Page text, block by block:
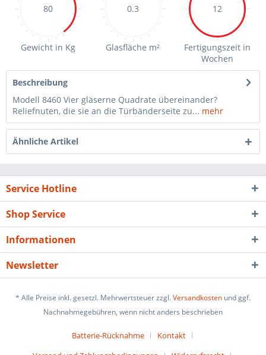
80
Gewicht in Kg
0.3
Glasfläche m²
12
Fertigungszeit in
Wochen
Beschreibung
Modell 8460 Vier gläserne Quadrate übereinander?
Reliefnuten, die sie an die Türbänderseite zu... mehr
Ähnliche Artikel
Service Hotline
Shop Service
Informationen
Newsletter
* Alle Preise inkl. gesetzl. Mehrwertsteuer zzgl.Versandkosten und ggf.
Nachnahmegebühren, wenn nicht anders beschrieben
Batterie-Rücknahme
Kontakt